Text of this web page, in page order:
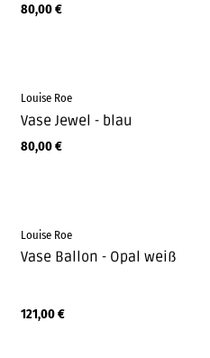
80,00€
Louise Roe
Vase Jewel - blau
80,00€
Louise Roe
Vase Ballon - Opal weiß
121,00€